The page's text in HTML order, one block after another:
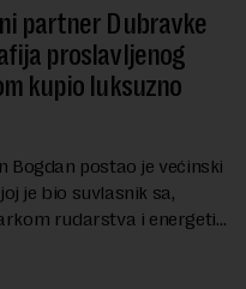
partner Dubravke
proslavljenog
kupio luksuzno
Bogdan postao je većinski
je bio suvlasnik sa,
rudarstva i energetike